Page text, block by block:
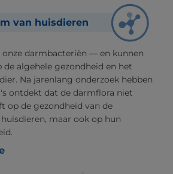
van huisdieren
onze darmbacteriën — en kunnen
de algehele gezondheid en het
Na jarenlang onderzoek hebben
ontdekt dat de darmflora niet
op de gezondheid van de
maar ook op hun